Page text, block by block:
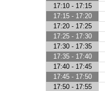
17:10 - 17:15
17:15 - 17:20
17:20 - 17:25
17:25 - 17:30
17:30 - 17:35
17:35 - 17:40
17:40 - 17:45
17:45 - 17:50
17:50 - 17:55